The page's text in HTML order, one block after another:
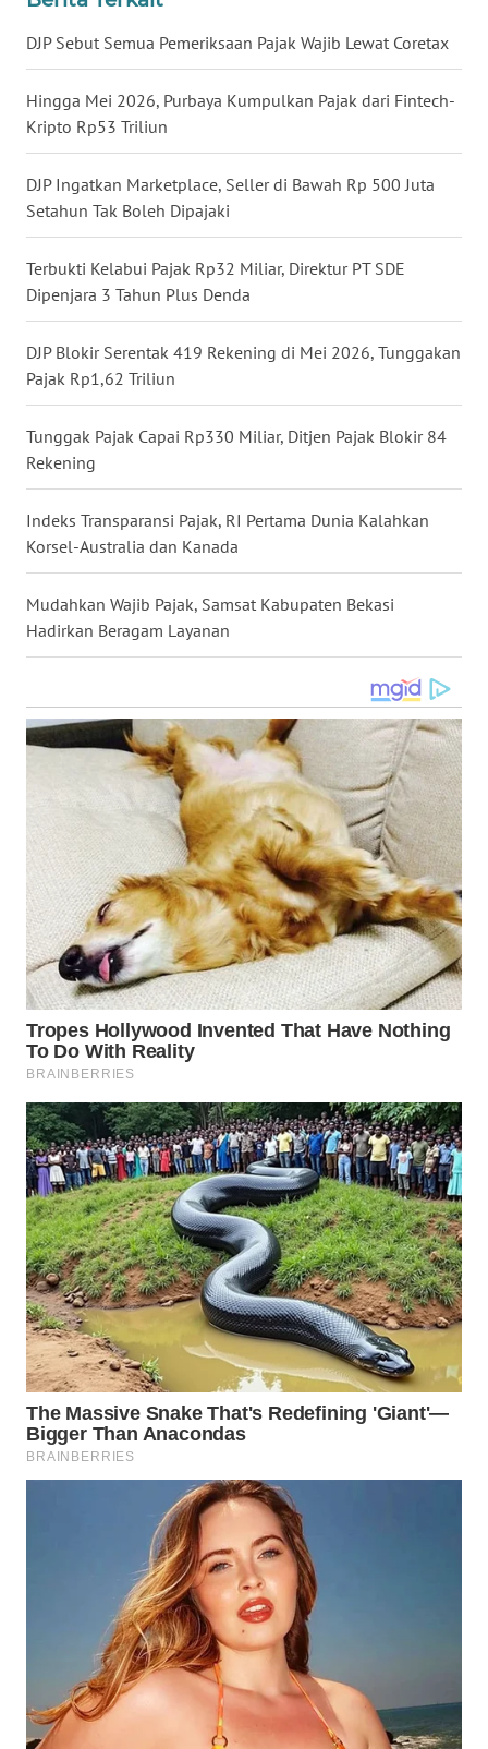
DJP Sebut Semua Pemeriksaan Pajak Wajib Lewat Coretax
Hingga Mei 2026, Purbaya Kumpulkan Pajak dari Fintech-
Kripto Rp53 Triliun
DJP Ingatkan Marketplace, Seller di Bawah Rp 500 Juta
Setahun Tak Boleh Dipajaki
Terbukti Kelabui Pajak Rp32 Miliar, Direktur PT SDE
Dipenjara 3 Tahun Plus Denda
DJP Blokir Serentak 419 Rekening di Mei 2026, Tunggakan
Pajak Rp1,62 Triliun
Tunggak Pajak Capai Rp330 Miliar, Ditjen Pajak Blokir 84
Rekening
Indeks Transparansi Pajak, RI Pertama Dunia Kalahkan
Korsel-Australia dan Kanada
Mudahkan Wajib Pajak, Samsat Kabupaten Bekasi
Hadirkan Beragam Layanan
NUSANTARA
WN
JOGJA
WN
JATIM
WN
BALI
WN
KALBAR
WN
KALTENG
WN
KALSEL
WN
WN
GORONTALO
WN
SULUT
WN
WN
MALUT
WN
DAIRI
WN
DANAU
TOBA
WN
NIAS
WN
LANGKAT
LESUNG
WN
KARO